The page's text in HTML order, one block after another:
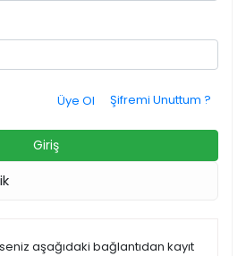
Şifremi Unuttum ?
Üye Ol
Giriş
aşağıdaki bağlantıdan kayıt